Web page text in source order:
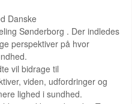
Danske
Sønderborg . Der indledes
perspektiver på hvor
vil bidrage til
viden, udfordringer og
lighed i sundhed.